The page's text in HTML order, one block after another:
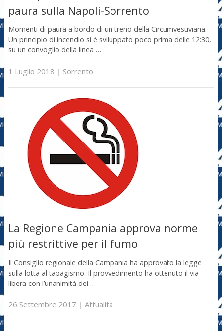
paura sulla Napoli-Sorrento
Momenti di paura a bordo di un treno della Circumvesuviana.
Un principio di incendio si è sviluppato poco prima delle 12:30,
su un convoglio della linea …
1 Luglio 2018 | Sorrento
La Regione Campania approva norme
più restrittive per il fumo
Il Consiglio regionale della Campania ha approvato la legge
sulla lotta al tabagismo. Il provvedimento ha ottenuto il via
libera con l’unanimità dei …
26 Settembre 2017 | Attualità